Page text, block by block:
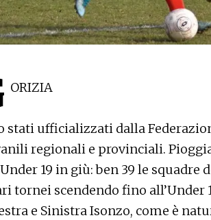
ORIZIA
stati ufficializzati dalla
regionali e provinciali.
19 in giù: ben 39 le
tornei scendendo fino all’Under
e Sinistra Isonzo, come è